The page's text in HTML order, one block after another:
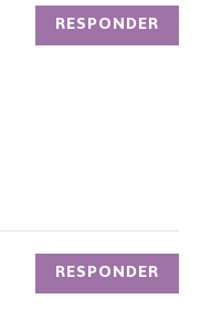
RESPONDER
RESPONDER